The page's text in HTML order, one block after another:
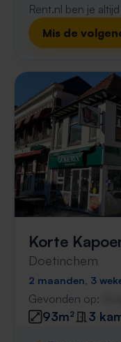
Rent.nl ben je
Mis de
Korte
Doetinchem
2 maanden, 3
Gevonden op:
93m²
3